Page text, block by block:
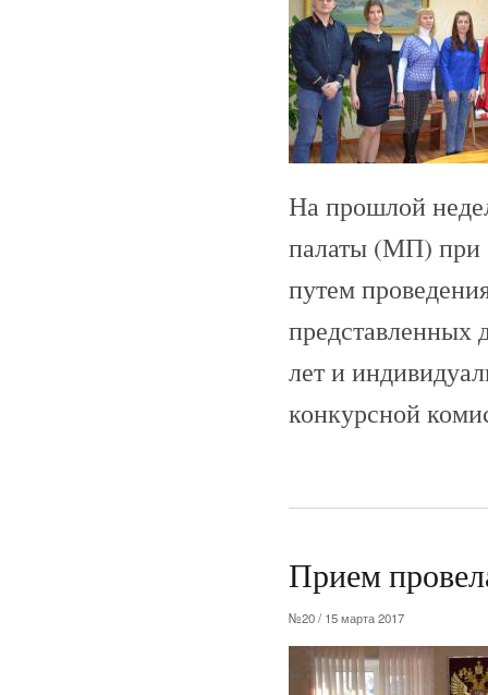
На прошлой
палаты (МП) при
путем
представленных
лет и
конкурсной
Прием
№20 / 15 марта 2017